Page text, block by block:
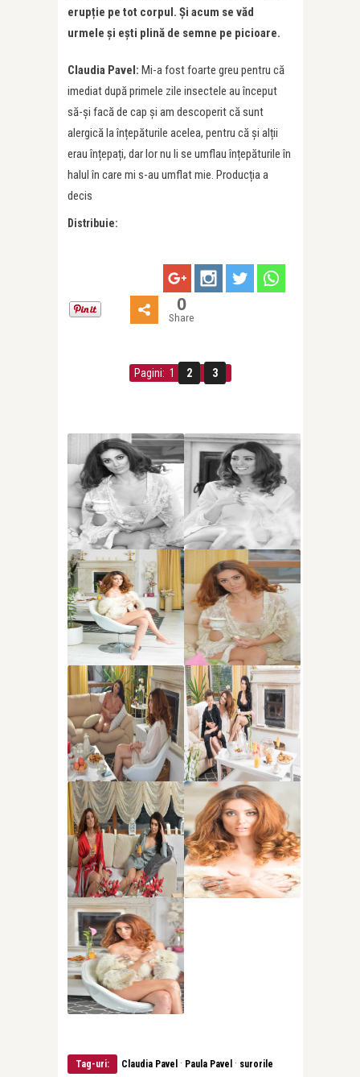
erupție pe tot corpul. Și acum se văd
urmele și ești plină de semne pe picioare.
Claudia Pavel: Mi-a fost foarte greu pentru că
imediat după primele zile insectele au început
să-și facă de cap și am descoperit că sunt
alergică la înțepăturile acelea, pentru că și alții
erau înțepați, dar lor nu li se umflau înțepăturile în
halul în care mi s-au umflat mie. Producția a
decis
Distribuie:
0
Share
Pagini: 1 2 3
Tag-uri: Claudia Pavel · Paula Pavel · surorile